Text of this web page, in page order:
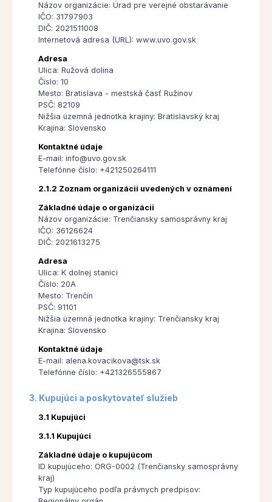
Názov organizácie: Úrad pre verejné obstarávanie
IČO: 31797903
DIČ: 2021511008
Internetová adresa (URL): www.uvo.gov.sk
Adresa
Ulica: Ružová dolina
Číslo: 10
Mesto: Bratislava - mestská časť Ružinov
PSČ: 82109
Nižšia územná jednotka krajiny: Bratislavský kraj
Krajina: Slovensko
Kontaktné údaje
E-mail: info@uvo.gov.sk
Telefónne číslo: +421250264111
2.1.2 Zoznam organizácii uvedených v oznámení
Základné údaje o organizácii
Názov organizácie: Trenčiansky samosprávny kraj
IČO: 36126624
DIČ: 2021613275
Adresa
Ulica: K dolnej stanici
Číslo: 20A
Mesto: Trenčín
PSČ: 91101
Nižšia územná jednotka krajiny: Trenčiansky kraj
Krajina: Slovensko
Kontaktné údaje
E-mail: alena.kovacikova@tsk.sk
Telefónne číslo: +421326555867
3. Kupujúci a poskytovateľ služieb
3.1 Kupujúci
3.1.1 Kupujúci
Základné údaje o kupujúcom
ID kupujúceho: ORG-0002 (Trenčiansky samosprávny
kraj)
Typ kupujúceho podľa právnych predpisov: